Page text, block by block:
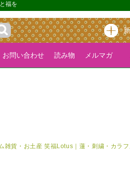
福を
お問い合わせ 読み物 メルマガ
雑貨・お土産 笑福Lotus｜蓮・刺繍・カラ